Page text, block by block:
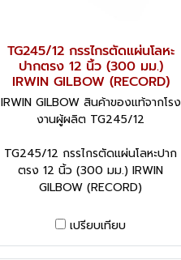
TG245/12 กรรไกรตัดแผ่นโลหะ
ปากตรง 12 นิ้ว (300 มม.)
IRWIN GILBOW (RECORD)
IRWIN GILBOW สินค้าของแท้จากโรง
งานผู้ผลิต TG245/12
TG245/12 กรรไกรตัดแผ่นโลหะปาก
ตรง 12 นิ้ว (300 มม.) IRWIN
GILBOW (RECORD)
เปรียบเทียบ